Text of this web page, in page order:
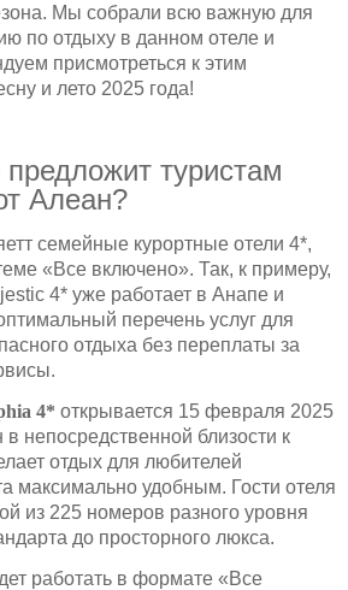
Мы собрали всю важную для
по отдыху в данном отеле и
присмотреться к этим
и лето 2025 года!
туристам
Алеан?
семейные курортные отели 4*,
«Все включено». Так, к примеру,
4* уже работает в Анапе и
перечень услуг для
отдыха без переплаты за
4* открывается 15 февраля 2025
непосредственной близости к
отдых для любителей
максимально удобным. Гости отеля
из 225 номеров разного уровня
до просторного люкса.
работать в формате «Все